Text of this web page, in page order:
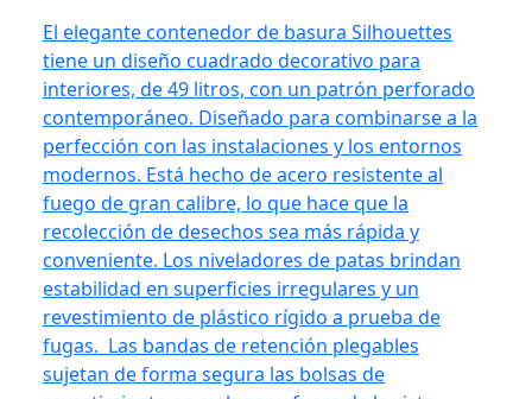
El elegante contenedor de basura Silhouettes
tiene un diseño cuadrado decorativo para
interiores, de 49 litros, con un patrón perforado
contemporáneo. Diseñado para combinarse a la
perfección con las instalaciones y los entornos
modernos. Está hecho de acero resistente al
fuego de gran calibre, lo que hace que la
recolección de desechos sea más rápida y
conveniente. Los niveladores de patas brindan
estabilidad en superficies irregulares y un
revestimiento de plástico rígido a prueba de
fugas. Las bandas de retención plegables
sujetan de forma segura las bolsas de